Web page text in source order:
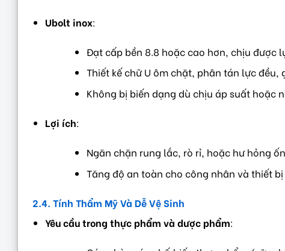
Ubolt inox:
Đạt cấp bền 8.8 hoặc cao hơn, chịu được
Thiết kế chữ U ôm chặt, phân tán lực
Không bị biến dạng dù chịu áp suất hoặc
Lợi ích:
Ngăn chặn rung lắc, rò rỉ, hoặc hư hỏng
Tăng độ an toàn cho công nhân và thiết
2.4. Tính Thẩm Mỹ Và Dễ Vệ Sinh
Yêu cầu trong thực phẩm và dược phẩm: